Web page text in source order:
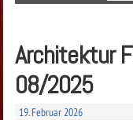
Architektur
08/2025
19. Februar 2026